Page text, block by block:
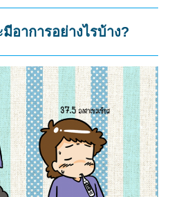
อาการอย่างไรบ้าง?